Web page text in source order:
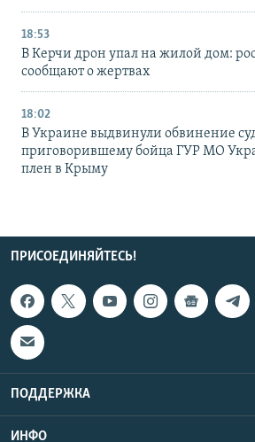
18:53
В Керчи дрон упал на жилой дом:
сообщают о жертвах
18:02
В Украине выдвинули обвинение
приговорившему бойца ГУР МО
плен в Крыму
ПРИСОЕДИНЯЙТЕСЬ!
ПОДДЕРЖКА
ИНФО